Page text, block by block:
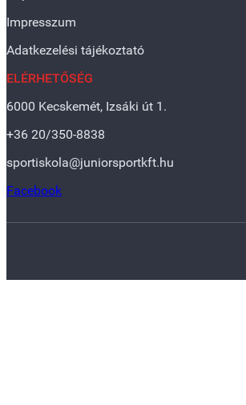
Impresszum
Adatkezelési tájékoztató
ELÉRHETŐSÉG
6000 Kecskemét, Izsáki út 1.
+36 20/350-8838
sportiskola@juniorsportkft.hu
Facebook